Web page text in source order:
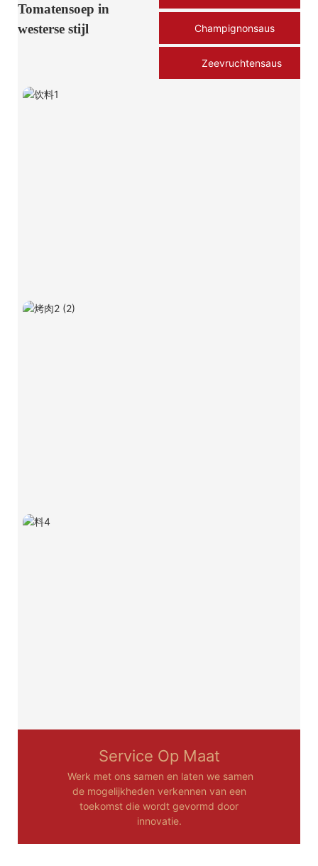
Tomatensoep in
westerse stijl
Champignonsaus
Zeevruchtensaus
Service Op Maat
Werk met ons samen en laten we samen
de mogelijkheden verkennen van een
toekomst die wordt gevormd door
innovatie.